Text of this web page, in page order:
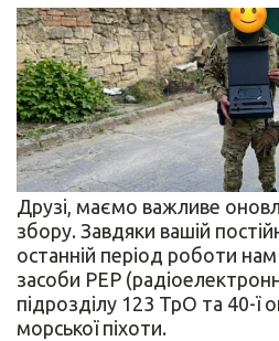
Друзі, маємо важливе
збору. Завдяки вашій
останній період роботи
засоби РЕР
підрозділу 123 ТрО та 40-ї
морської піхоти.